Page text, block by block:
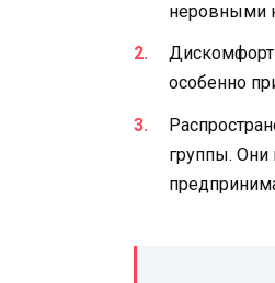
неровными
особенно
группы. Они